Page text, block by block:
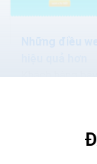
Những điều
Khách hàng